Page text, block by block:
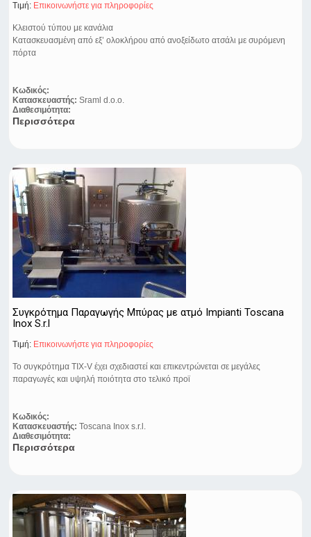
Τιμή: Eπικοινωνήστε για πληροφορίες
Κλειστού τύπου με κανάλια
Κατασκευασμένη από εξ’ ολοκλήρου από ανοξείδωτο ατσάλι με συρόμενη
πόρτα
Κωδικός:
Κατασκευαστής: Sraml d.o.o.
Διαθεσιμότητα:
Περισσότερα
Συγκρότημα Παραγωγής Μπύρας με ατμό Impianti Toscana
Inox S.r.l
Τιμή: Eπικοινωνήστε για πληροφορίες
Το συγκρότημα TIX-V έχει σχεδιαστεί και επικεντρώνεται σε μεγάλες
παραγωγές και υψηλή ποιότητα στο τελικό προϊ
Κωδικός:
Κατασκευαστής: Toscana Inox s.r.l.
Διαθεσιμότητα:
Περισσότερα